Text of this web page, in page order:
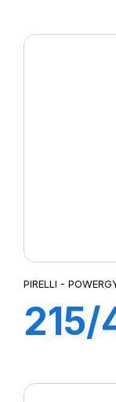
PIRELLI -
215/